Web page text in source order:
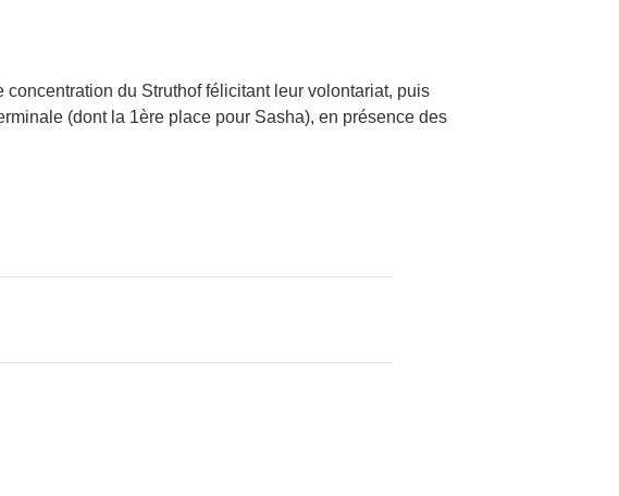
du Struthof félicitant leur volontariat, puis
(dont la 1ère place pour Sasha), en présence des